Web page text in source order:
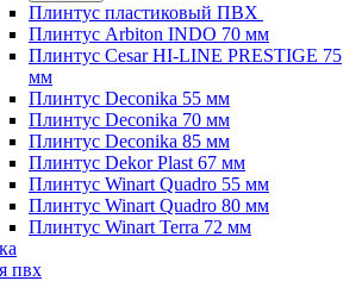
Плинтус пластиковый ПВХ
Плинтус Arbiton INDO 70 мм
Плинтус Cesar HI-LINE PRESTIGE 75
мм
Плинтус Deconika 55 мм
Плинтус Deconika 70 мм
Плинтус Deconika 85 мм
Плинтус Dekor Plast 67 мм
Плинтус Winart Quadro 55 мм
Плинтус Winart Quadro 80 мм
Плинтус Winart Terra 72 мм
пвх